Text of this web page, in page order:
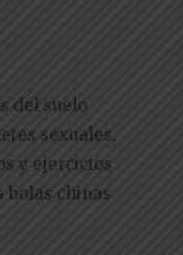
del suelo
sexuales,
y ejercicios
bolas chinas